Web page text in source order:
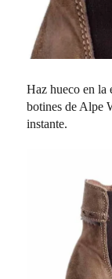
Haz hueco en la
botines de Alpe
instante.